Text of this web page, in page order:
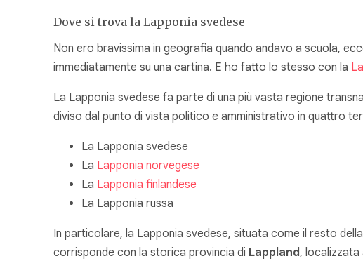
Dove si trova la Lapponia svedese
Non ero bravissima in geografia quando andavo a scuola,
immediatamente su una cartina. E ho fatto lo stesso con la
La Lapponia svedese fa parte di una più vasta regione
diviso dal punto di vista politico e amministrativo in quattro
La Lapponia svedese
La Lapponia norvegese
La Lapponia finlandese
La Lapponia russa
In particolare, la Lapponia svedese, situata come il resto
corrisponde con la storica provincia di Lappland, localizzata